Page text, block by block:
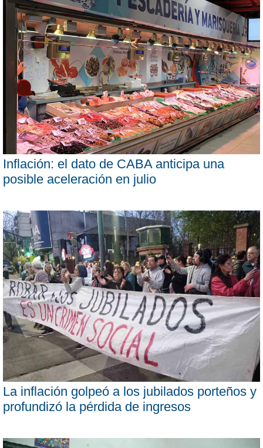
Inflación: el dato de CABA anticipa una
posible aceleración en julio
La inflación golpeó a los jubilados porteños y
profundizó la pérdida de ingresos